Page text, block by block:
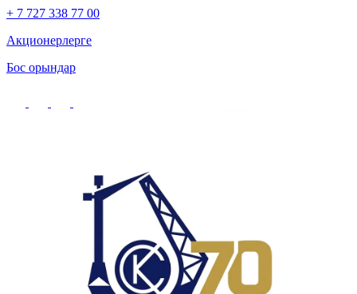
+ 7 727 338 77 00
Акционерлерге
Бос орындар